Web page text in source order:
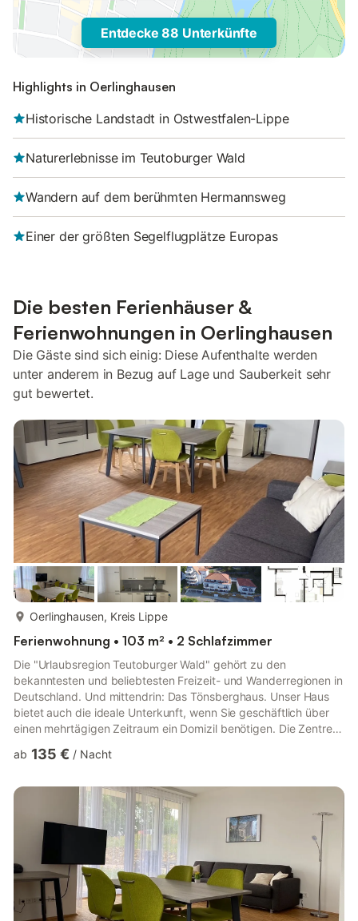
Entdecke 88 Unterkünfte
Highlights in Oerlinghausen
Historische Landstadt in Ostwestfalen-Lippe
Naturerlebnisse im Teutoburger Wald
Wandern auf dem berühmten Hermannsweg
Einer der größten Segelflugplätze Europas
Die besten Ferienhäuser &
Ferienwohnungen in Oerlinghausen
Die Gäste sind sich einig: Diese Aufenthalte werden
unter anderem in Bezug auf Lage und Sauberkeit sehr
gut bewertet.
Oerlinghausen, Kreis Lippe
Ferienwohnung • 103 m² • 2 Schlafzimmer
Die "Urlaubsregion Teutoburger Wald" gehört zu den
bekanntesten und beliebtesten Freizeit- und Wanderregionen in
Deutschland. Und mittendrin: Das Tönsberghaus. Unser Haus
bietet auch die ideale Unterkunft, wenn Sie geschäftlich über
einen mehrtägigen Zeitraum ein Domizil benötigen. Die Zentren
Sehenswürdigkeiten sind in wenigen Autominuten erreichbar.
(den wir aus dem Boden gewonnen haben), hellem Außenputz,
ziegelroten Dächern sowie natursteinähnlichen Bodenfliesen
ab 135 € / Nacht